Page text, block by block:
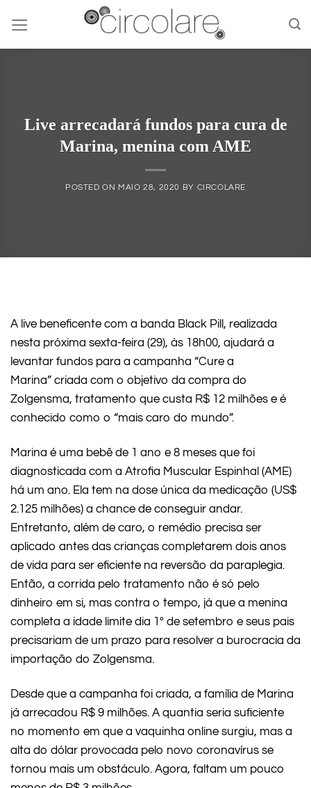
content
Live arrecadará fundos para cura de
Marina, menina com AME
POSTED ON MAIO 28, 2020 BY CIRCOLARE
A live beneficente com a banda Black Pill, realizada
nesta próxima sexta-feira (29), às 18h00, ajudará a
levantar fundos para a campanha “Cure a
Marina” criada com o objetivo da compra do
Zolgensma, tratamento que custa R$ 12 milhões e é
conhecido como o “mais caro do mundo”.
Marina é uma bebê de 1 ano e 8 meses que foi
diagnosticada com a Atrofia Muscular Espinhal (AME)
há um ano. Ela tem na dose única da medicação (US$
2.125 milhões) a chance de conseguir andar.
Entretanto, além de caro, o remédio precisa ser
aplicado antes das crianças completarem dois anos
de vida para ser eficiente na reversão da paraplegia.
Então, a corrida pelo tratamento não é só pelo
dinheiro em si, mas contra o tempo, já que a menina
completa a idade limite dia 1º de setembro e seus pais
precisariam de um prazo para resolver a burocracia da
importação do Zolgensma.
Desde que a campanha foi criada, a família de Marina
já arrecadou R$ 9 milhões. A quantia seria suficiente
no momento em que a vaquinha online surgiu, mas a
alta do dólar provocada pelo novo coronavírus se
tornou mais um obstáculo. Agora, faltam um pouco